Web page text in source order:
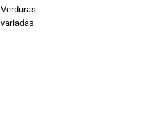
Verduras
variadas